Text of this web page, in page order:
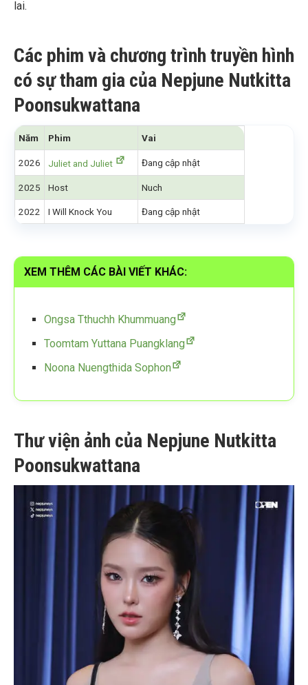
lai.
Các phim và chương trình truyền hình
có sự tham gia của Nepjune Nutkitta
Poonsukwattana
Năm Phim Vai
2026 Juliet and Juliet Đang cập nhật
2025 Host Nuch
2022 I Will Knock You Đang cập nhật
XEM THÊM CÁC BÀI VIẾT KHÁC:
Ongsa Tthuchh Khummuang
Toomtam Yuttana Puangklang
Noona Nuengthida Sophon
Thư viện ảnh của Nepjune Nutkitta
Poonsukwattana